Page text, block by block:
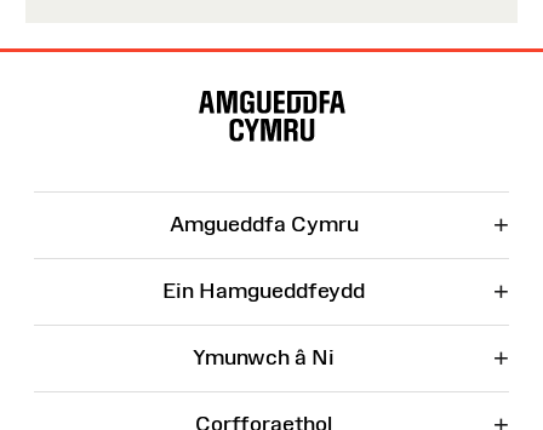
Amgueddfa Cymru +
Ein Hamgueddfeydd +
Ymunwch â Ni +
Corfforaethol